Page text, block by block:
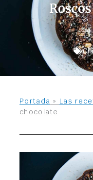
Portada » Las
chocolate